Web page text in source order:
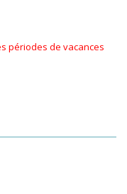
périodes de vacances